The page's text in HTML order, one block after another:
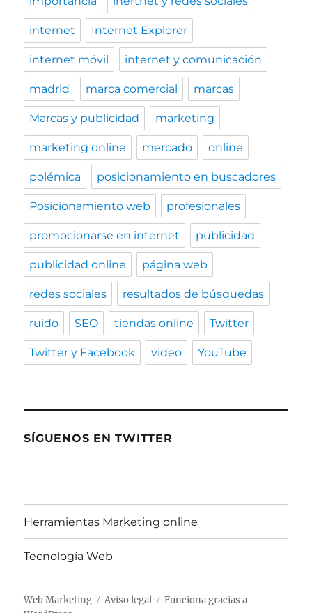
internet Internet Explorer
internet móvil internet y comunicación
madrid marca comercial marcas
Marcas y publicidad marketing
marketing online mercado online
polémica posicionamiento en buscadores
Posicionamiento web profesionales
promocionarse en internet publicidad
publicidad online página web
redes sociales resultados de búsquedas
ruido SEO tiendas online Twitter
Twitter y Facebook video YouTube
SÍGUENOS EN TWITTER
Herramientas Marketing online
Tecnología Web
Web Marketing Aviso legal
Funciona gracias a